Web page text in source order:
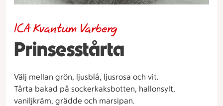
Prinsesstårta
ICA Kvantum Varberg
Välj mellan grön, ljusblå, ljusrosa och vit.
Tårta bakad på sockerkaksbotten, hallonsylt,
vaniljkräm, grädde och marsipan.